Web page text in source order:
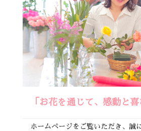
「お花を通じて、感動と喜
ホームページをご覧いただき、誠